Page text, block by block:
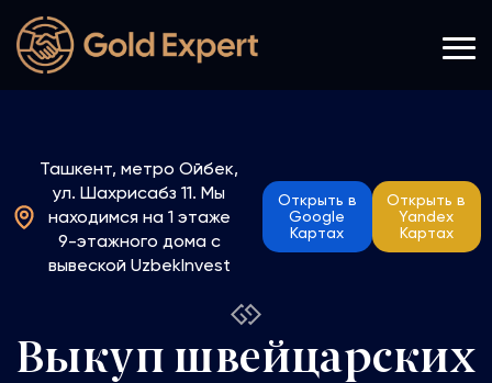
Ташкент, метро Ойбек,
ул. Шахрисабз 11. Мы
находимся на 1 этаже
9-этажного дома с
вывеской UzbekInvest
Открыть в
Google
Картах
Открыть в
Yandex
Картах
Выкуп швейцарских